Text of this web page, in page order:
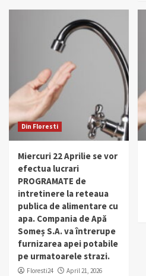
Din Floresti
Miercuri 22 Aprilie se vor
efectua lucrari
PROGRAMATE de
intretinere la reteaua
publica de alimentare cu
apa. Compania de Apă
Someș S.A. va întrerupe
furnizarea apei potabile
pe urmatoarele strazi.
Floresti24 April 21, 2026